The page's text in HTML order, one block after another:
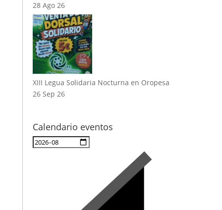
28 Ago 26
XIII Legua Solidaria Nocturna en Oropesa
26 Sep 26
Calendario eventos